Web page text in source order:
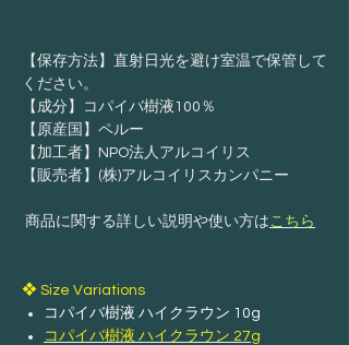
【保存方法】直射日光を避け室温で保管して
ください。
【成分】コパイバ樹液100％
【原産国】ペルー
【加工者】NPO法人アルコイリス
【販売者】(株)アルコイリスカンパニー
商品に関する詳しい説明や使い方はこちら
❖ Size Variations
コパイバ樹液 ハイクラウン 10g
コパイバ樹液 ハイクラウン 27g